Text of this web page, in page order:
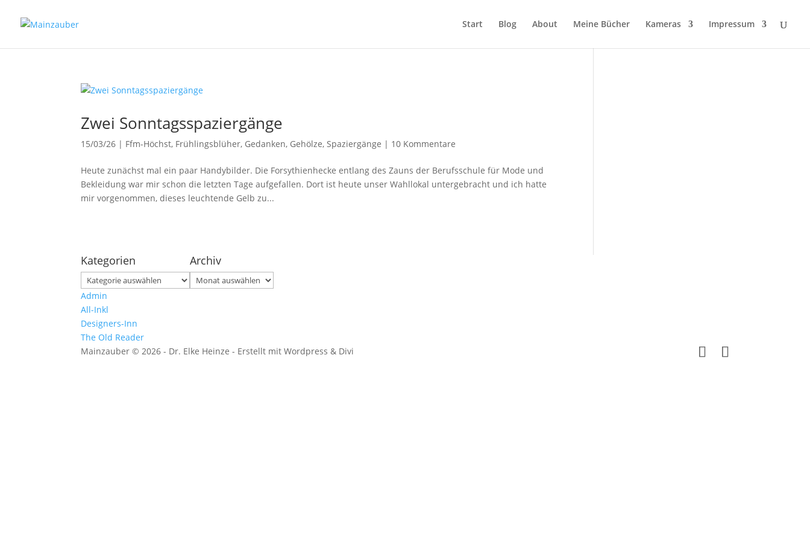
Start Blog About Meine Bücher Kameras Impressum
Zwei Sonntagsspaziergänge
15/03/26 | Ffm-Höchst, Frühlingsblüher, Gedanken, Gehölze,Spaziergänge | 10 Kommentare
Heute zunächst mal ein paar Handybilder. Die Forsythienhecke entlang des Zauns der Berufsschule für Mode und
Bekleidung war mir schon die letzten Tage aufgefallen. Dort ist heute unser Wahllokal untergebracht und ich hatte
mir vorgenommen, dieses leuchtende Gelb zu...
Kategorien
Kategorien
Archiv
Archiv
Admin
All-Inkl
Designers-Inn
The Old Reader
Mainzauber © 2026 - Dr. Elke Heinze - Erstellt mit Wordpress & Divi